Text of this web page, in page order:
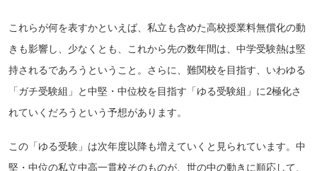
これらが何を表すかといえば、私立も含めた高校授業料無償化の動
きも影響し、少なくとも、これから先の数年間は、中学受験熱は堅
持されるであろうということ。さらに、難関校を目指す、いわゆる
「ガチ受験組」と中堅・中位校を目指す「ゆる受験組」に2極化さ
れていくだろうという予想があります。
この「ゆる受験」は次年度以降も増えていくと見られています。中
堅・中位の私立中高一貫校そのものが、世の中の動きに順応して、